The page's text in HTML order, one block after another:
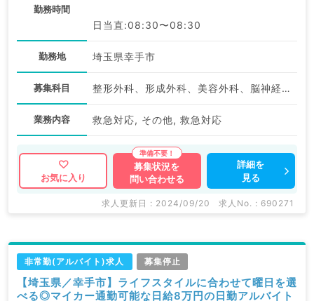
勤務時間
日当直:08:30〜08:30
勤務地 埼玉県幸手市
募集科目 整形外科、形成外科、美容外科、脳神経外科、呼吸器外科、心臓血管外科、小児外科、泌尿器科、外科系全般、一般外科、消化器外科、乳腺外科、スポーツ整形外科、大腸・肛門外科、脊髄・脊椎外科
業務内容 救急対応, その他, 救急対応
お気に入り
募集状況を
問い合わせる
詳細を
見る
求人更新日 : 2024/09/20 求人No. : 690271
非常勤(アルバイト)求人 募集停止
【埼玉県／幸手市】ライフスタイルに合わせて曜日を選
べる◎マイカー通勤可能な日給8万円の日勤アルバイト